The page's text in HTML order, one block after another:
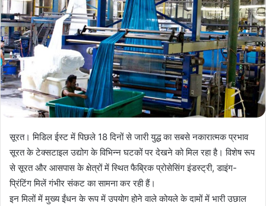
सूरत। मिडिल ईस्ट में पिछले 18 दिनों से जारी युद्ध का सबसे नकारात्मक प्रभाव
सूरत के टेक्सटाइल उद्योग के विभिन्न घटकों पर देखने को मिल रहा है। विशेष रूप
से सूरत और आसपास के क्षेत्रों में स्थित फैब्रिक प्रोसेसिंग इंडस्ट्री, डाइंग-
प्रिंटिंग मिलें गंभीर संकट का सामना कर रही हैं।
इन मिलों में मुख्य ईंधन के रूप में उपयोग होने वाले कोयले के दामों में भारी उछाल